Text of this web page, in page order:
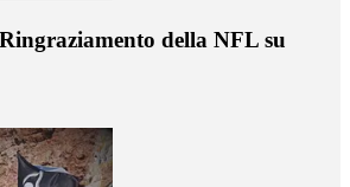
della NFL su